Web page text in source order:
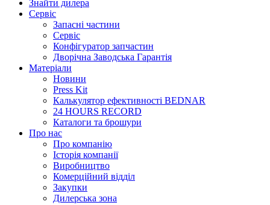
Знайти дилера
Сервіс
Запасні частини
Сервіс
Конфігуратор запчастин
Дворічна Заводська Гарантія
Матеріали
Новини
Press Kit
Калькулятор ефективності BEDNAR
24 HOURS RECORD
Каталоги та брошури
Про нас
Про компанію
Історія компанії
Виробництво
Комерційний відділ
Закупки
Дилерська зона